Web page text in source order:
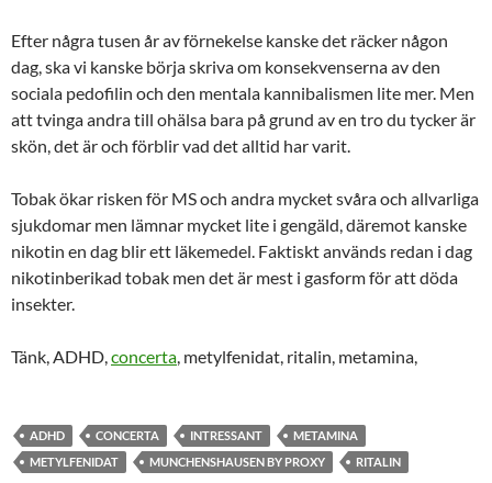
Efter några tusen år av förnekelse kanske det räcker någon
dag, ska vi kanske börja skriva om konsekvenserna av den
sociala pedofilin och den mentala kannibalismen lite mer. Men
att tvinga andra till ohälsa bara på grund av en tro du tycker är
skön, det är och förblir vad det alltid har varit.
Tobak ökar risken för MS och andra mycket svåra och allvarliga
sjukdomar men lämnar mycket lite i gengäld, däremot kanske
nikotin en dag blir ett läkemedel. Faktiskt används redan i dag
nikotinberikad tobak men det är mest i gasform för att döda
insekter.
Tänk, ADHD,concerta, metylfenidat, ritalin, metamina,
ADHD CONCERTA INTRESSANT
METAMINA
METYLFENIDAT
MUNCHENSHAUSEN BY PROXY RITALIN